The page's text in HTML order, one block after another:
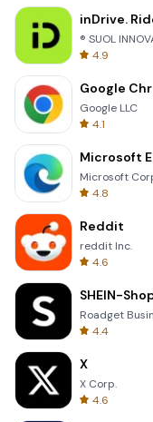
inDrive.
® SUOL
4.9
Google
Google LLC
4.1
Microsoft
Microsoft
4.8
Reddit
reddit Inc.
4.6
SHEIN-
Roadget
4.4
X
X Corp.
4.6